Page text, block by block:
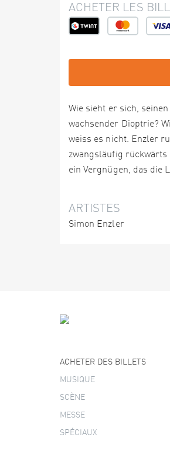
ACHETER LES
Wie sieht er sich,
wachsender Dioptrie?
weiss es nicht. Enzler
zwangsläufig rückwärts
ein Vergnügen, das die
ARTISTES
Simon Enzler
ACHETER DES BILLETS
MUSIQUE
SCÈNE
MESSE
SPÉCIAUX